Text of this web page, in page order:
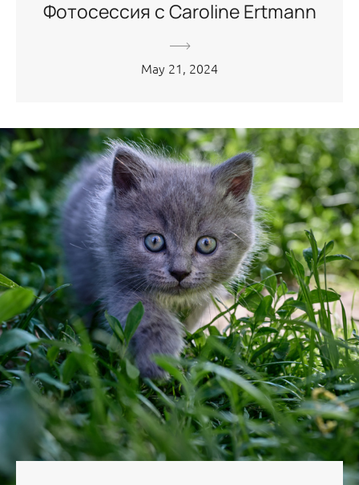
Фотосессия с Сaroline Ertmann
May 21, 2024